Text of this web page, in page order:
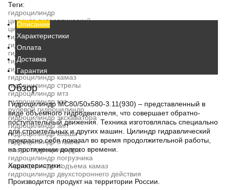
Теги:
гидроцилиндр
цилиндр гидравлический
цилиндр купить
гидроцилиндр москва
гидроцилиндр гц
гидроцилиндр подъема
гидроцилиндр цена
гидроцилиндр кузова
гидроцилиндр камаз
гидроцилиндр стрелы
гидроцилиндр мтз
гидроцилиндр газ
рулевой гидроцилиндр
гидроцилиндр экскаватора
гидроцилиндр зил
гидроцилиндр ковша
гидроцилиндр отвала
опора гидроцилиндра
гидроцилиндр погрузчика
гидроцилиндр подъема камаз
гидроцилиндр двухстороннего действия
Описание
Характеристики
Оплата
Доставка
Гарантия
Обзор
ГидроцилиндрМС80/50х580-3.11(930) – представленный в
виде объемногогидродвигателя , что совершает обратно-
поступательный движения. Техника изготовлялась специально
для строительных и других машин. Цилиндр гидравлический
прекрасно себя показал во время продолжительной работы,
на протяжении долгого времени.
Характеристики:
Производится продукт на территории России.